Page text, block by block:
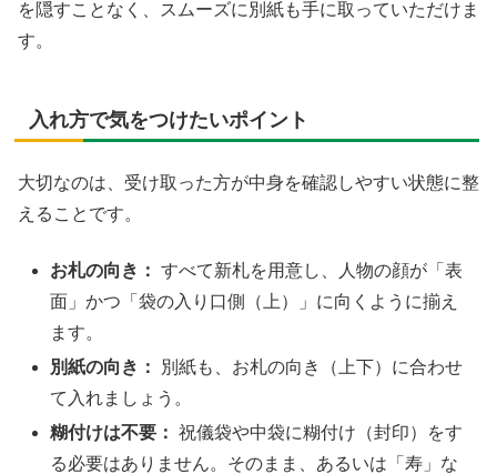
を隠すことなく、スムーズに別紙も手に取っていただけま
す。
入れ方で気をつけたいポイント
大切なのは、受け取った方が中身を確認しやすい状態に整
えることです。
お札の向き： すべて新札を用意し、人物の顔が「表
面」かつ「袋の入り口側（上）」に向くように揃え
ます。
別紙の向き：
別紙も、お札の向き（上下）に合わせ
て入れましょう。
糊付けは不要： 祝儀袋や中袋に糊付け（封印）をす
る必要はありません。そのまま、あるいは「寿」な